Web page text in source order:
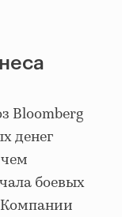
Bloomberg
денег
боевых